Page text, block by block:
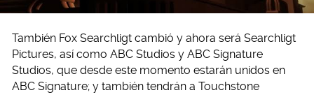
También Fox Searchligt cambió y ahora será Searchligt
Pictures, así como ABC Studios y ABC Signature
Studios, que desde este momento estarán unidos en
ABC Signature; y también tendrán a Touchstone